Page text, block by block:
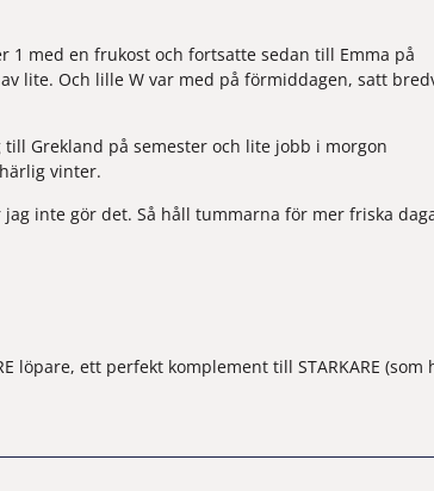
med en frukost och fortsatte sedan till Emma på
lite. Och lille W var med på förmiddagen, satt
Grekland på semester och lite jobb i morgon
vinter.
inte gör det. Så håll tummarna för mer friska
löpare, ett perfekt komplement till STARKARE (som